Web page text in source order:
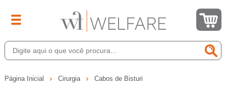
Página Inicial Cirurgia Cabos de Bisturi